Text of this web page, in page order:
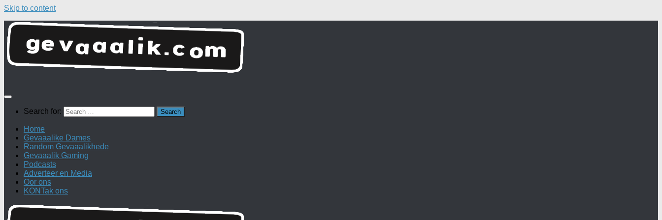
Skip to content
Search for:
Home
Gevaaalike Dames
Random Gevaaalikhede
Gevaaalik Gaming
Podcasts
Adverteer en Media
Oor ons
KONTak ons